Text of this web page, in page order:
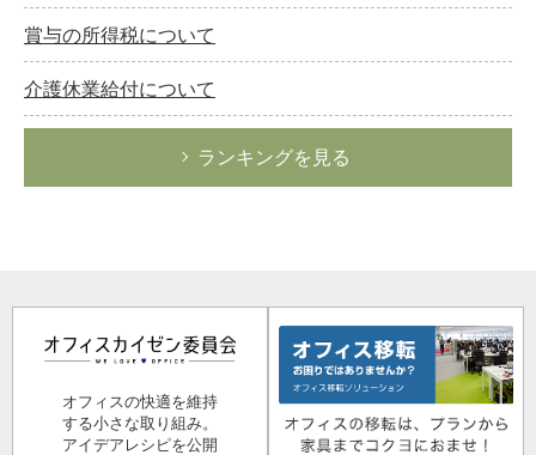
賞与の所得税について
介護休業給付について
ランキングを見る
オフィスの快適を維持
する小さな取り組み。
アイデアレシピを公開